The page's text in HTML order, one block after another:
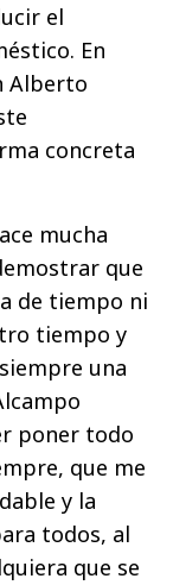
el
En
Alberto
concreta
mucha
que
de tiempo ni
tiempo y
una
poner todo
que me
y la
todos, al
que se